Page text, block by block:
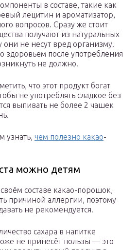
в составе, такие как
лецитин и ароматизатор,
вопросов. Сразу же стоит
получают из натуральных
они не несут вред организму.
здоровьем после употребления
не должно.
что этот продукт богат
не употреблять сладкое без
выпивать не более 2 чашек
узнать, чем полезно какао-
можно детям
составе какао-порошок,
причиной аллергии, поэтому
не рекомендуется.
сахара в напитке
не принесёт пользы — это